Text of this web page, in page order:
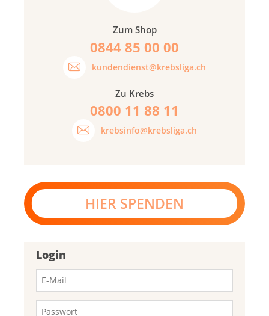
Zum Shop
0844 85 00 00
kundendienst@krebsliga.ch
Zu Krebs
0800 11 88 11
krebsinfo@krebsliga.ch
HIER SPENDEN
Login